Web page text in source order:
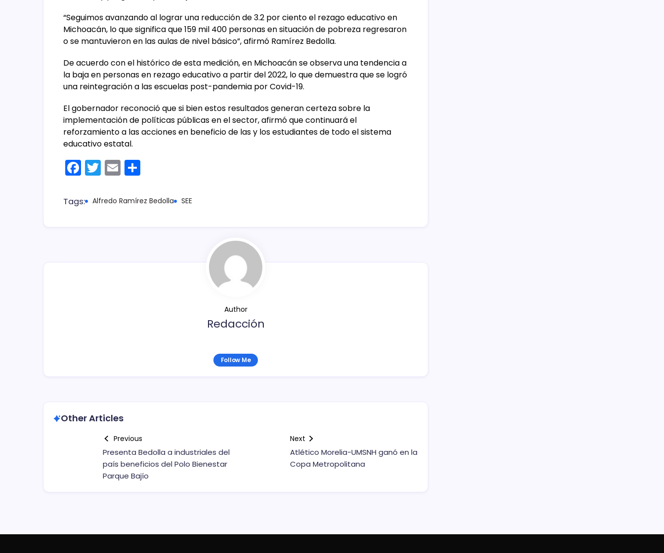
“Seguimos avanzando al lograr una reducción de 3.2 por ciento el rezago educativo en
Michoacán, lo que significa que 159 mil 400 personas en situación de pobreza regresaron
o se mantuvieron en las aulas de nivel básico”, afirmó Ramírez Bedolla.
De acuerdo con el histórico de esta medición, en Michoacán se observa una tendencia a
la baja en personas en rezago educativo a partir del 2022, lo que demuestra que se logró
una reintegración a las escuelas post-pandemia por Covid-19.
El gobernador reconoció que si bien estos resultados generan certeza sobre la
implementación de políticas públicas en el sector, afirmó que continuará el
reforzamiento a las acciones en beneficio de las y los estudiantes de todo el sistema
educativo estatal.
F
a
c
T
w
itt
E
m
ai m
Tags: Alfredo Ramírez Bedolla SEE
Author
Redacción
Follow Me
Other Articles
Previous
Presenta Bedolla a industriales del
país beneficios del Polo Bienestar
Parque Bajío
Next
Atlético Morelia-UMSNH ganó en la
Copa Metropolitana